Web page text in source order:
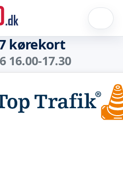
kørekort
16.00-17.30